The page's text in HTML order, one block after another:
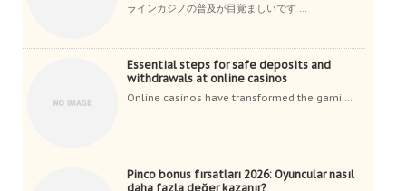
ラインカジノの普及が目覚ましいです ...
Essential steps for safe deposits and
withdrawals at online casinos
Online casinos have transformed the gami ...
Pinco bonus fırsatları 2026: Oyuncular nasıl
daha fazla değer kazanır?